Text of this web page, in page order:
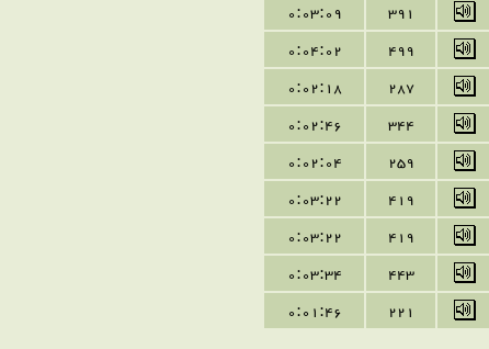
391
0:03:09
499
0:04:02
287
0:02: 18
344
0:02:46
259
0:02:04
419
0:03:22
419
0:03:22
443
0:03:34
221
0:01 :46